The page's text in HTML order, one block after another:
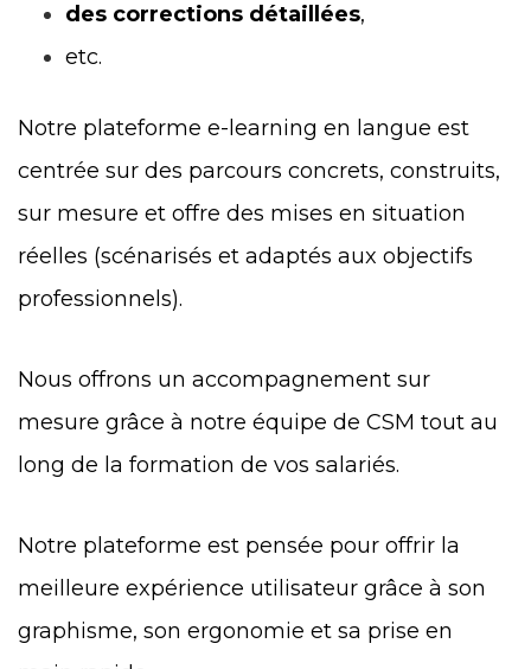
des corrections détaillées,
etc.
Notre plateforme e-learning en langue est
centrée sur des parcours concrets, construits,
sur mesure et offre des mises en situation
réelles (scénarisés et adaptés aux objectifs
professionnels).
Nous offrons un accompagnement sur
mesure grâce à notre équipe de CSM tout au
long de la formation de vos salariés.
Notre plateforme est pensée pour offrir la
meilleure expérience utilisateur grâce à son
graphisme, son ergonomie et sa prise en